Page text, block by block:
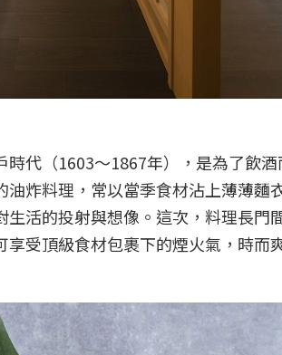
代（1603～1867年），是為了飲
炸料理，常以當季食材沾上薄薄麵
活的投射與想像。這次，料理長門
受頂級食材包裹下的煙火氣，時而